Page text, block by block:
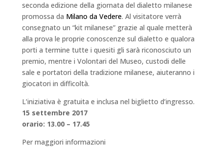
seconda edizione della giornata del dialetto milanese
promossa da Milano da Vedere. Al visitatore verrà
consegnato un “kit milanese” grazie al quale metterà
alla prova le proprie conoscenze sul dialetto e qualora
porti a termine tutte i quesiti gli sarà riconosciuto un
premio, mentre i Volontari del Museo, custodi delle
sale e portatori della tradizione milanese, aiuteranno i
giocatori in difficoltà.
L’iniziativa è gratuita e inclusa nel biglietto d’ingresso.
15 settembre 2017
orario: 13.00 – 17.45
Per maggiori informazioni